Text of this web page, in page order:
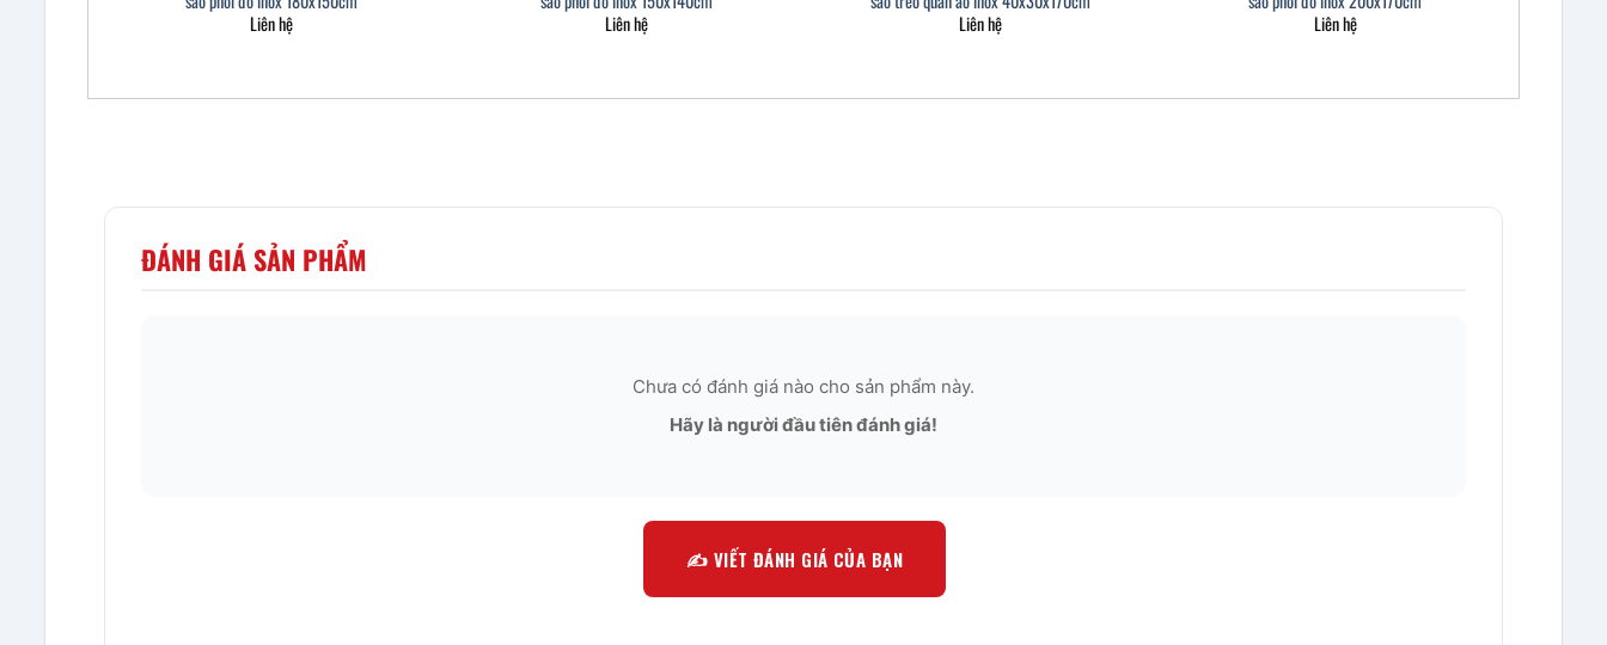
Liên hệ
Liên hệ
Liên hệ
Liên hệ
ĐÁNH GIÁ SẢN PHẨM
Chưa có đánh giá nào cho sản phẩm này.
Hãy là người đầu tiên đánh giá!
✍️ VIẾT ĐÁNH GIÁ CỦA BẠN